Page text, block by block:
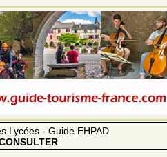
Lycées - Guide EHPAD